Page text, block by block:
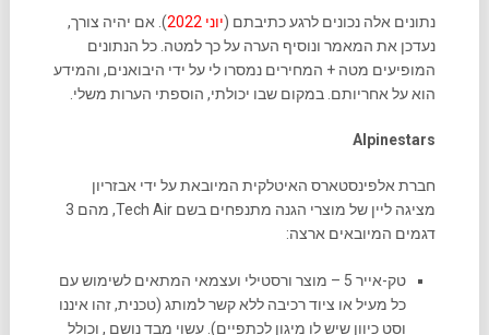
נתונים אלה נכונים לרגע כתיבתם (יוני 2022
). אם יהיה צורך,
נעדכן את המאמר ונוסיף הערה על כך למטה. כל הנתונים
המופיעים מטה + המחירים נמסרו לי על ידי היבואנים, והמידע
הוא על אחריותם. במקום שבו יכולתי, הוספתי הערות משלי.
Alpinestars
חברת אלפינסטארס האיטלקית המיובאת על ידי אבזריון
מציגה ליין של מוצרי הגנה מתנפחים בשם Tech Air, מהם 3
דגמים המיובאים ארצה:
טק-אייר 5 – מוצר ורסטילי ועצמאי המתאים לשימוש עם
כל מעיל או ציוד רכיבה ללא קשר למותג (טכנית, זהו איננו
וסט כיוון שיש לו מיגון לכתפיים). עשוי מבד נושם , וכולל